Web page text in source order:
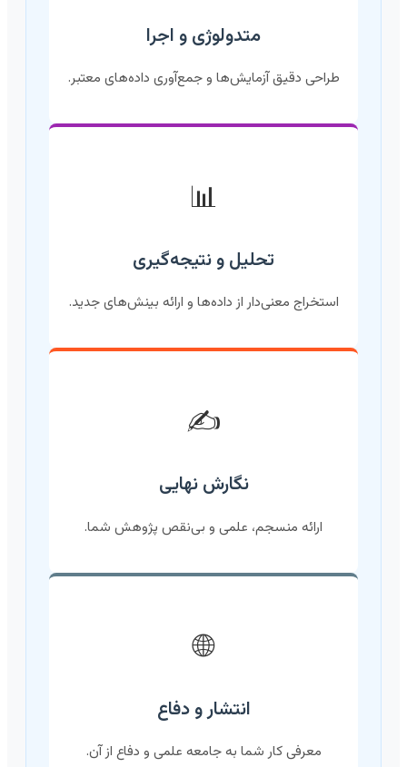
متدولوژی و اجرا
طراحی دقیق آزمایش‌ها و جمع‌آوری داده‌های معتبر.
📊
تحلیل و نتیجه‌گیری
استخراج معنی‌دار از داده‌ها و ارائه بینش‌های جدید.
✍️
نگارش نهایی
ارائه منسجم، علمی و بی‌نقص پژوهش شما.
🌐
انتشار و دفاع
معرفی کار شما به جامعه علمی و دفاع از آن.